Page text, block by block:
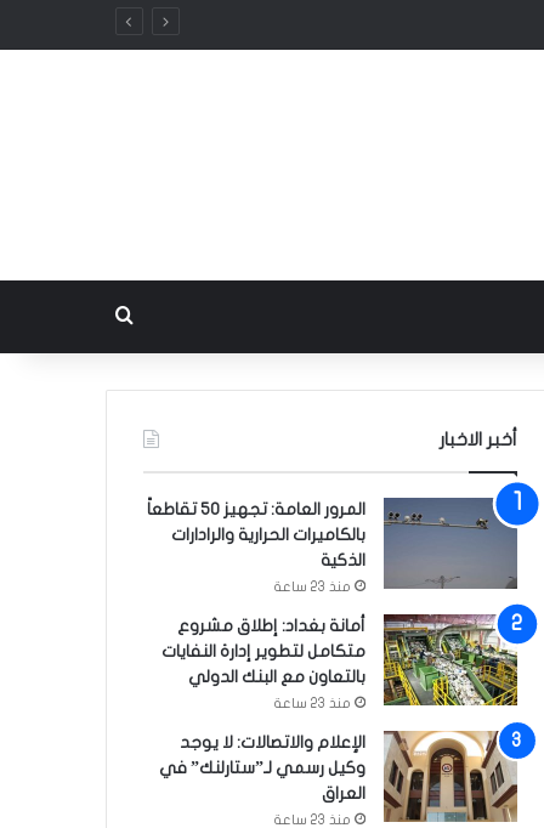
أخبر الاخبار
المرور العامة: تجهيز 50 تقاطعاً
بالكاميرات الحرارية والرادارات
الذكية
منذ 23 ساعة
أمانة بغداد: إطلاق مشروع
متكامل لتطوير إدارة النفايات
بالتعاون مع البنك الدولي
منذ 23 ساعة
الإعلام والاتصالات: لا يوجد
وكيل رسمي لـ”ستارلنك” في
العراق
منذ 23 ساعة